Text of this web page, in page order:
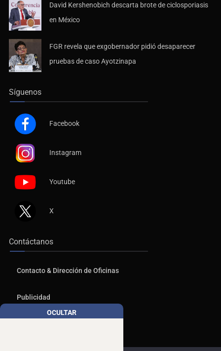
David Kershenobich descarta brote de ciclosporiasis
en México
FGR revela que exgobernador pidió desaparecer
pruebas de caso Ayotzinapa
Síguenos
Facebook
Instagram
Youtube
X
Contáctanos
Contacto & Dirección de Oficinas
Publicidad
OCULTAR